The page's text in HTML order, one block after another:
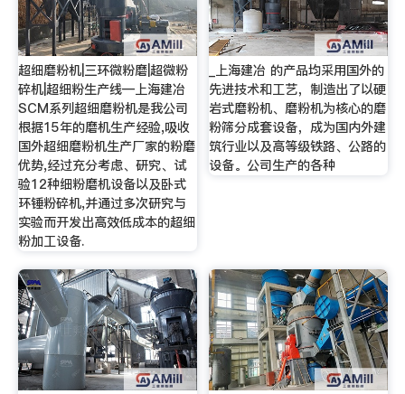
超细磨粉机|三环微粉磨|超微粉
碎机|超细粉生产线—上海建冶
SCM系列超细磨粉机是我公司
根据15年的磨机生产经验,吸收
国外超细磨粉机生产厂家的粉磨
优势,经过充分考虑、研究、试
验12种细粉磨机设备以及卧式
环锤粉碎机,并通过多次研究与
实验而开发出高效低成本的超细
粉加工设备.
_上海建冶 的产品均采用国外的
先进技术和工艺，制造出了以硬
岩式磨粉机、磨粉机为核心的磨
粉筛分成套设备，成为国内外建
筑行业以及高等级铁路、公路的
设备。公司生产的各种